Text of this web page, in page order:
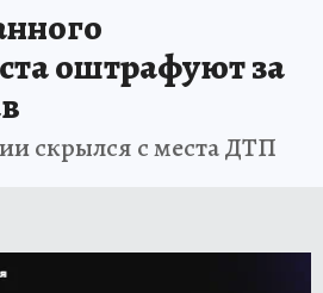
оштрафуют за
скрылся с места ДТП